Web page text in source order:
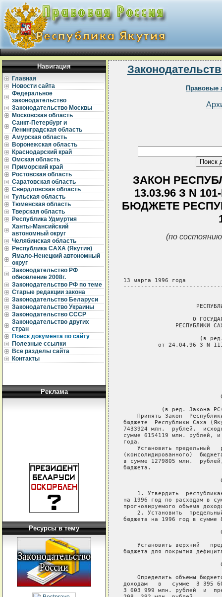
Навигация
Главная
Новости сайта
Федеральное
законодательство
Законодательство Москвы
Московская область
Санкт-Петербург и
Ленинградская область
Амурская область
Воронежская область
Краснодарский край
Омская область
Приморский край
Ростовская область
Саратовская область
Свердловская область
Тульская область
Тюменская область
Тверская область
Республика Удмуртия
Ханты-Мансийский
автономный округ
Челябинская область
Республика САХА (Якутия)
Ямало-Ненецкий автономный
округ
Законодательство РФ
обновление 2008г.
Законодательство РФ по теме
Старые редакции закона
Законодательство Беларуси
Законодательство Украины
Законодательство СССР
Законодательство других
стран
Поиск документа по сайту
Полезные ссылки
Все разделы сайта
Контакты
Реклама
Ресурсы в тему
Правовые
ЗАКОН
13.03.96 З N
БЮДЖЕТЕ
(по